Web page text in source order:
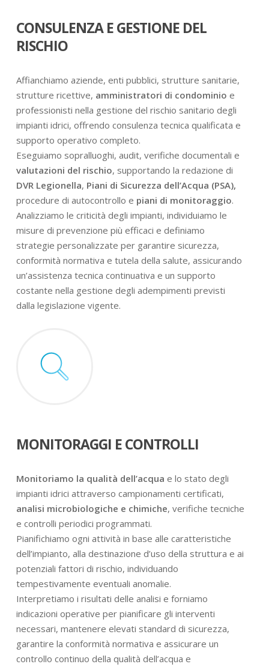
CONSULENZA E GESTIONE DEL
RISCHIO
Affianchiamo aziende, enti pubblici, strutture sanitarie,
strutture ricettive, amministratori di condominio e
professionisti nella gestione del rischio sanitario degli
impianti idrici, offrendo consulenza tecnica qualificata e
supporto operativo completo.
Eseguiamo sopralluoghi, audit, verifiche documentali e
valutazioni del rischio, supportando la redazione di
DVR Legionella, Piani di Sicurezza dell’Acqua (PSA),
procedure di autocontrollo e piani di monitoraggio.
Analizziamo le criticità degli impianti, individuiamo le
misure di prevenzione più efficaci e definiamo
strategie personalizzate per garantire sicurezza,
conformità normativa e tutela della salute, assicurando
un’assistenza tecnica continuativa e un supporto
costante nella gestione degli adempimenti previsti
dalla legislazione vigente.
MONITORAGGI E CONTROLLI
Monitoriamo la qualità dell’acqua e lo stato degli
impianti idrici attraverso campionamenti certificati,
analisi microbiologiche e chimiche, verifiche tecniche
e controlli periodici programmati.
Pianifichiamo ogni attività in base alle caratteristiche
dell’impianto, alla destinazione d’uso della struttura e ai
potenziali fattori di rischio, individuando
tempestivamente eventuali anomalie.
Interpretiamo i risultati delle analisi e forniamo
indicazioni operative per pianificare gli interventi
necessari, mantenere elevati standard di sicurezza,
garantire la conformità normativa e assicurare un
controllo continuo della qualità dell’acqua e